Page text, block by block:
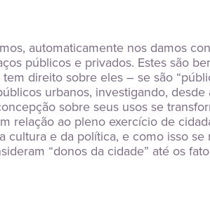
automaticamente nos damos
públicos e privados. Estes são
direito sobre eles – se são
urbanos, investigando,
sobre seus usos se
relação ao pleno exercício de
cultura e da política, e como isso
“donos da cidade” até os